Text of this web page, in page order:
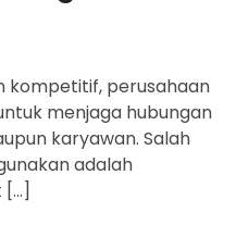
kompetitif, perusahaan
menjaga hubungan
karyawan. Salah
adalah
[…]